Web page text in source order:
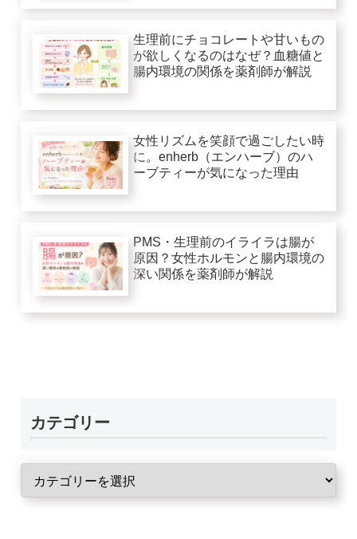
生理前にチョコレートや甘いもの
が欲しくなるのはなぜ？血糖値と
腸内環境の関係を薬剤師が解説
女性リズムを笑顔で過ごしたい時
に。enherb（エンハーブ）のハ
ーブティーが気になった理由
PMS・生理前のイライラは腸が
原因？女性ホルモンと腸内環境の
深い関係を薬剤師が解説
カテゴリー